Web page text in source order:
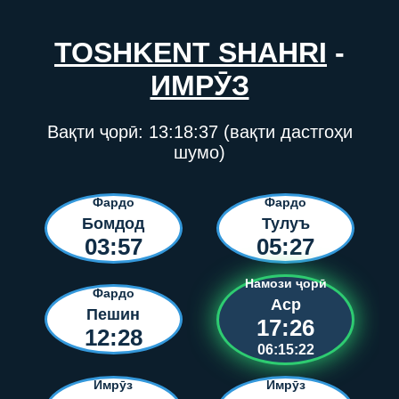
TOSHKENT SHAHRI -
ИМРӮЗ
Вақти ҷорӣ: 13:18:37(вақти дастгоҳи
шумо)
Фардо
Бомдод
03:57
Фардо
Тулуъ
05:27
Фардо
Пешин
12:28
Намози ҷорӣ
Аср
17:26
06:15:22
Имрӯз Имрӯз